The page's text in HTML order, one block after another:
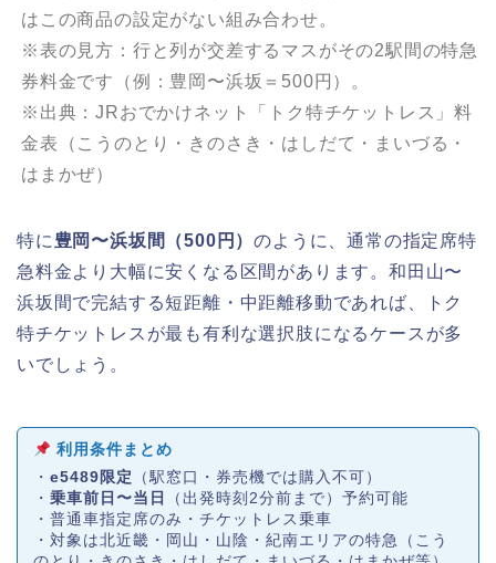
はこの商品の設定がない組み合わせ。
※表の見方：行と列が交差するマスがその2駅間の特急
券料金です（例：豊岡〜浜坂＝500円）。
※出典：JRおでかけネット「トク特チケットレス」料
金表（こうのとり・きのさき・はしだて・まいづる・
はまかぜ）
特に 豊岡〜浜坂間（500円）のように、通常の指定席特
急料金より大幅に安くなる区間があります。和田山〜
浜坂間で完結する短距離・中距離移動であれば、トク
特チケットレスが最も有利な選択肢になるケースが多
いでしょう。
利用条件まとめ
・ e5489限定
（駅窓口・券売機では購入不可）
・ 乗車前日〜当日
（出発時刻2分前まで）予約可能
・普通車指定席のみ・チケットレス乗車
・対象は北近畿・岡山・山陰・紀南エリアの特急（こう